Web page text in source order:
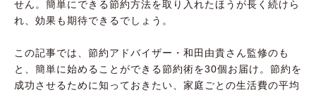
せん。簡単にできる節約方法を取り入れたほうが長く続けら
れ、効果も期待できるでしょう。
この記事では、節約アドバイザー・和田由貴さん監修のも
と、簡単に始めることができる節約術を30個お届け。節約を
成功させるために知っておきたい、家庭ごとの生活費の平均